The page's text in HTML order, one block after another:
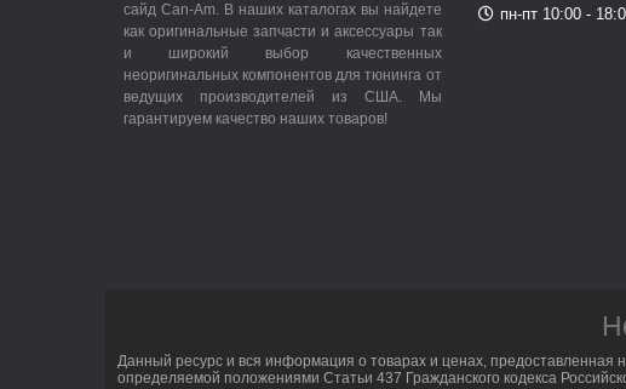
сайд Can-Am. В наших каталогах вы найдете
как оригинальные запчасти и аксессуары так
и широкий выбор качественных
неоригинальных компонентов для тюнинга от
ведущих производителей из США. Мы
гарантируем качество наших товаров!
пн-пт 10:00 -
Данный ресурс и вся информация о товарах и ценах, предоставленная
определяемой положениями Статьи 437 Гражданского кодекса